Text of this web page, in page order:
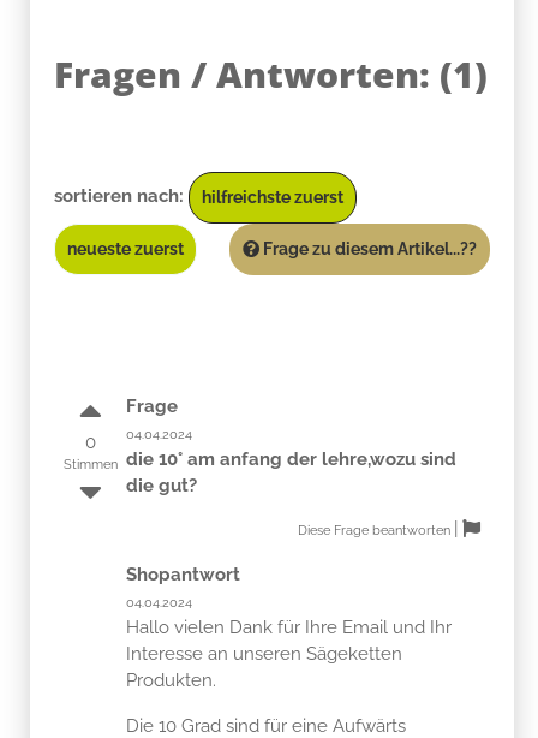
Fragen / Antworten: (1)
sortieren nach: hilfreichste zuerst
neueste zuerst Frage zu diesem Artikel...??
0
Stimmen
Frage
04.04.2024
die 10° am anfang der lehre,wozu sind
die gut?
Diese Frage beantworten
Shopantwort
04.04.2024
Hallo vielen Dank für Ihre Email und Ihr
Interesse an unseren Sägeketten
Produkten.
Die 10 Grad sind für eine Aufwärts